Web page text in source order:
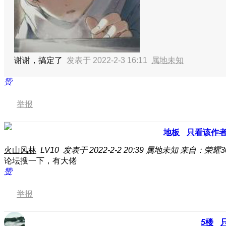
谢谢，搞定了 发表于 2022-2-3 16:11 属地未知
赞
举报
地板 只看该作
火山风林 LV10 发表于 2022-2-2 20:39 属地未知 来自：荣耀
论坛搜一下，有大佬
赞
举报
5楼